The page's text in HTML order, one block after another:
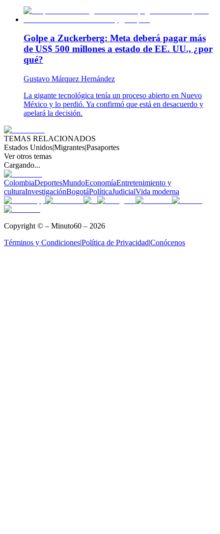
Golpe a Zuckerberg: Meta deberá pagar más
de US$ 500 millones a estado de EE. UU., ¿por
qué?
Gustavo Márquez Hernández
La gigante tecnológica tenía un proceso abierto en Nuevo
México y lo perdió. Ya confirmó que está en desacuerdo y
apelará la decisión.
TEMAS RELACIONADOS
Estados Unidos|Migrantes|Pasaportes
Ver otros temas
Cargando...
ColombiaDeportesMundoEconomíaEntretenimiento y
culturaInvestigaciónBogotáPolíticaJudicialVida moderna
Copyright © – Minuto60 – 2026
Términos y Condiciones|Política de Privacidad|Conócenos